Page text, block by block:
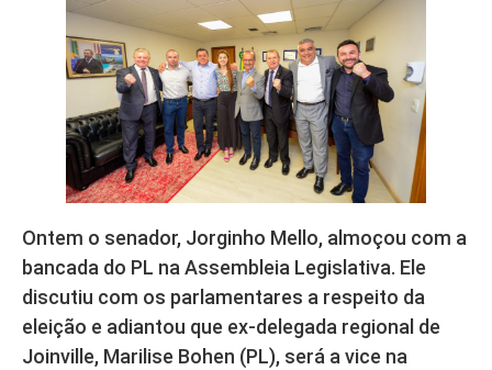
Ontem o senador, Jorginho Mello, almoçou com a
bancada do PL na Assembleia Legislativa. Ele
discutiu com os parlamentares a respeito da
eleição e adiantou que ex-delegada regional de
Joinville, Marilise Bohen (PL), será a vice na